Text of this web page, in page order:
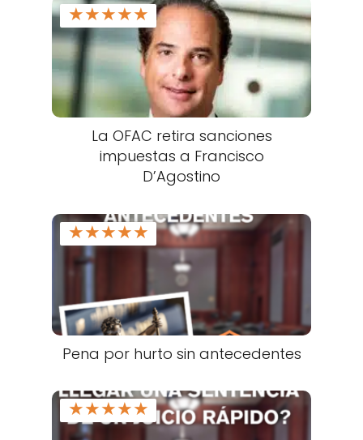
★★★★★
La OFAC retira sanciones
impuestas a Francisco
D’Agostino
★★★★★
Pena por hurto sin antecedentes
★★★★★